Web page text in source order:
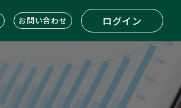
お問い合わせ ログイン